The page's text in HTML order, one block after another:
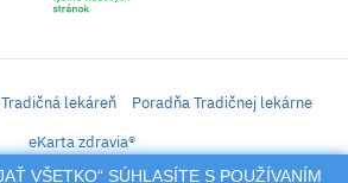
VŠETKO“ SÚHLASÍTE S POUŽÍVANÍM
Tradičná lekáreň
Poradňa Tradičnej lekárne
eKarta zdravia®